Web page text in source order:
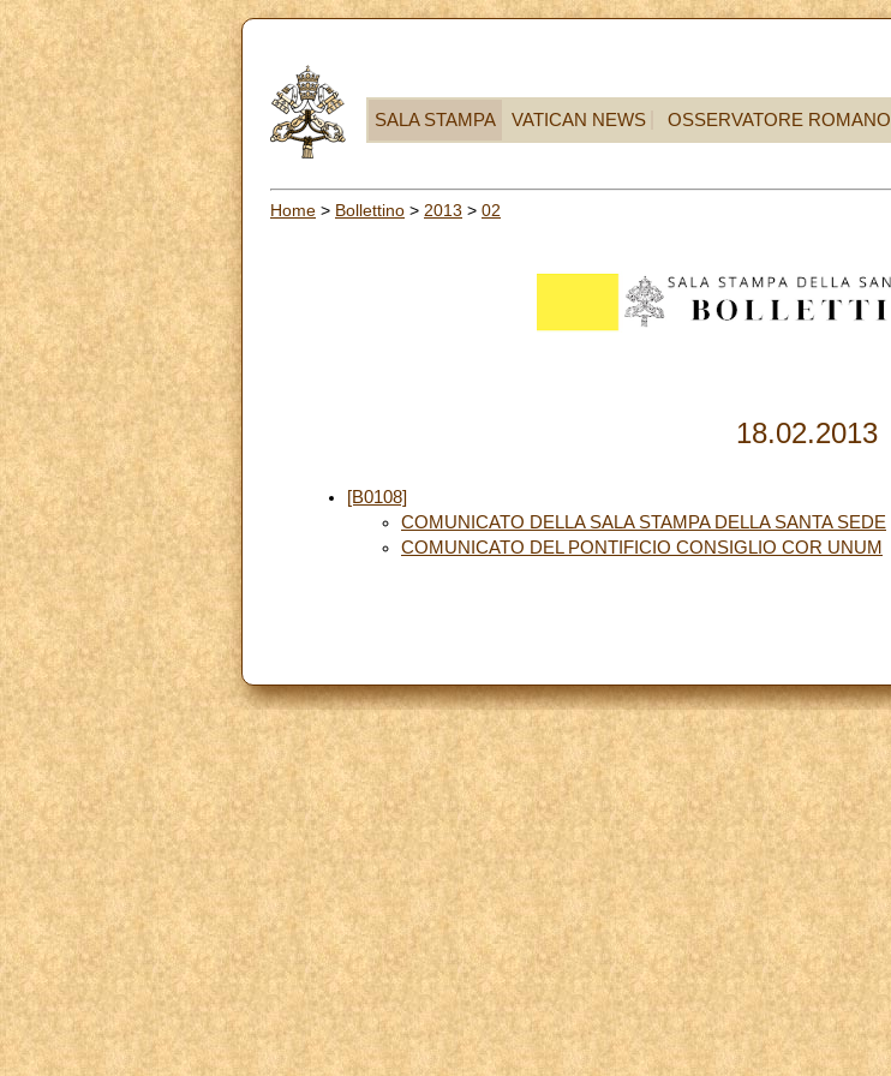
SALA STAMPA VATICAN NEWS OSSERVATORE ROMANO
Home > Bollettino > 2013 > 02
18.02.2013
[B0108]
COMUNICATO DELLA SALA STAMPA DELLA SANTA SEDE
COMUNICATO DEL PONTIFICIO CONSIGLIO COR UNUM